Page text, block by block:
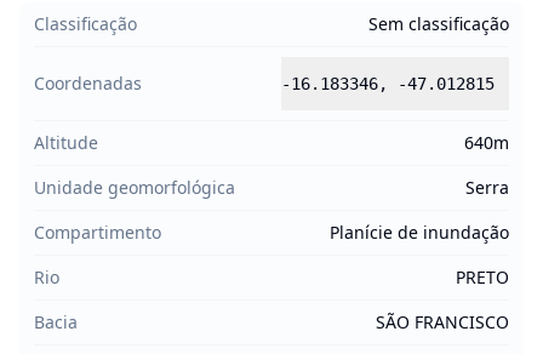
Classificação Sem classificação
Coordenadas -16.183346, -47.012815
Altitude
640m
Unidade geomorfológica
Serra
Compartimento
Planície de inundação
Rio
PRETO
Bacia
SÃO FRANCISCO